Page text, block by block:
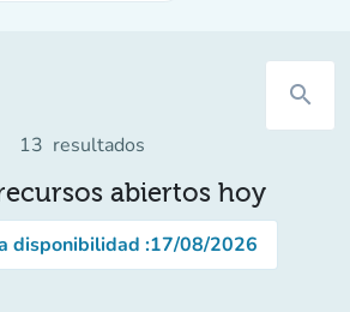
search
13 resultados
abiertos hoy
disponibilidad :17/08/2026